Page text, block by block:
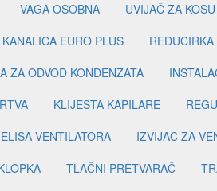
VAGA OSOBNA UVIJAČ ZA KOSU
KANALICA EURO PLUS REDUCIRKA
ZA ODVOD KONDENZATA
KLIJEŠTA KAPILARE
ELISA VENTILATORA IZVIJAČ ZA
TLAČNI PRETVARAČ